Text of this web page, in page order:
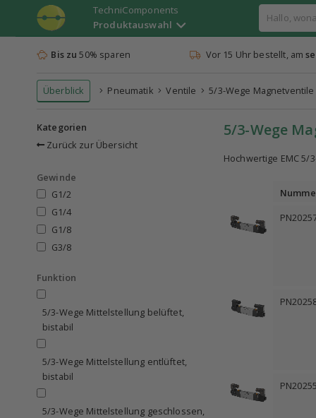
TechniComponents
Produktauswahl
Bis zu 50% sparen Vor 15 Uhr bestellt, am
Überblick Pneumatik Ventile 5/3-Wege Magnetventile
Kategorien
Zurück zur Übersicht
Gewinde
G1/2
G1/4
G1/8
G3/8
Funktion
5/3-Wege Mittelstellung belüftet,
bistabil
5/3-Wege Mittelstellung entlüftet,
bistabil
5/3-Wege Mittelstellung geschlossen,
5/3-Wege
Hochwertige EMC
PN20255